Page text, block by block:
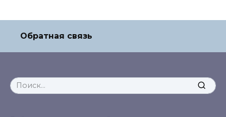
Обратная связь
Search
for: